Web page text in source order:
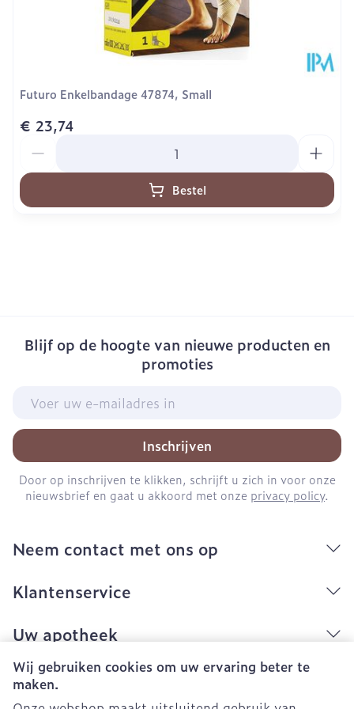
Wij gebruiken cookies om uw ervaring beter te
maken.
Futuro Enkelbandage 47874, Small
€ 23,74
Bestel
Blijf op de hoogte van nieuwe producten en
promoties
Inschrijven
Door op inschrijven te klikken, schrijft u zich in voor onze
nieuwsbrief en gaat u akkoord met onze privacy policy.
Neem contact met ons op
Klantenservice
Uw apotheek